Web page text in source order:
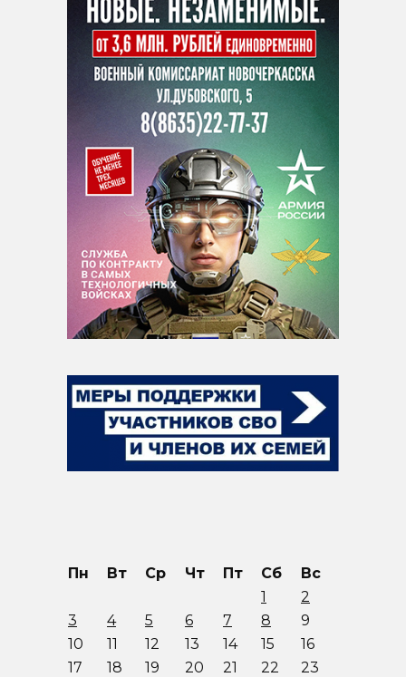
Пн Вт Ср Чт Пт Сб
Вс
1
2
3
4 5 6 7 8
9
10
11 12 13 14 15
16
17
18 19 20 21 22
23